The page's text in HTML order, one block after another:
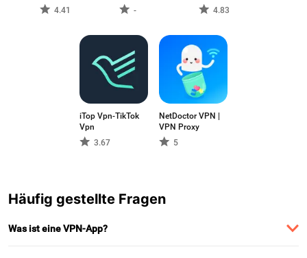
4.41
-
4.83
iTop Vpn-TikTok
Vpn
3.67
NetDoctor VPN |
VPN Proxy
5
Häufig gestellte Fragen
Was ist eine VPN-App?